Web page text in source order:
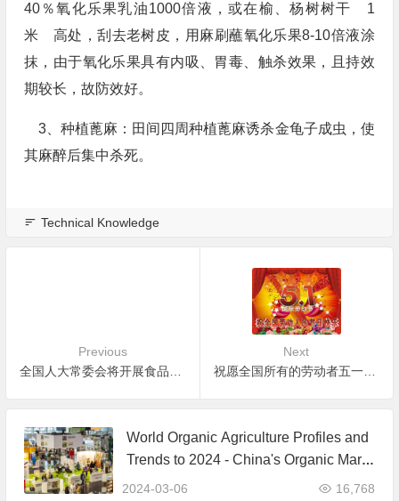
40％氧化乐果乳油1000倍液，或在榆、杨树树干 1
米 高处，刮去老树皮，用麻刷蘸氧化乐果8-10倍液涂
抹，由于氧化乐果具有内吸、胃毒、触杀效果，且持效
期较长，故防效好。
3、种植蓖麻：田间四周种植蓖麻诱杀金龟子成虫，使
其麻醉后集中杀死。
Technical Knowledge
Previous
Next
祝愿全国所有的劳动者五一劳动节快乐！
World Organic Agriculture Profiles and
Trends to 2024 - China's Organic Mark
et Ranks Third in the World
2024-03-06 16,768